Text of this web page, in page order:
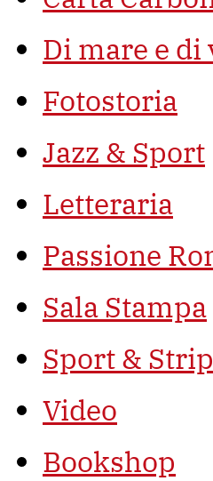
Di mare e di
Fotostoria
Jazz & Sport
Letteraria
Passione
Sala Stampa
Sport &
Video
Bookshop